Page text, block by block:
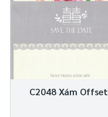
C2048 Xám Offset